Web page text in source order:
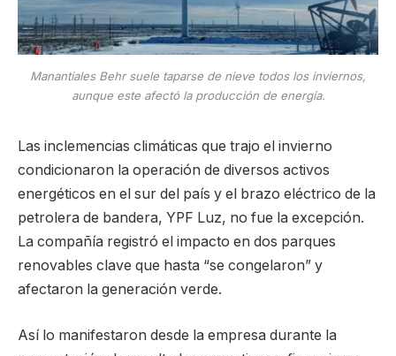
Manantiales Behr suele taparse de nieve todos los inviernos,
aunque este afectó la producción de energía.
Las inclemencias climáticas que trajo el invierno
condicionaron la operación de diversos activos
energéticos en el sur del país y el brazo eléctrico de la
petrolera de bandera, YPF Luz, no fue la excepción.
La compañía registró el impacto en dos parques
renovables clave que hasta “se congelaron” y
afectaron la generación verde.
Así lo manifestaron desde la empresa durante la